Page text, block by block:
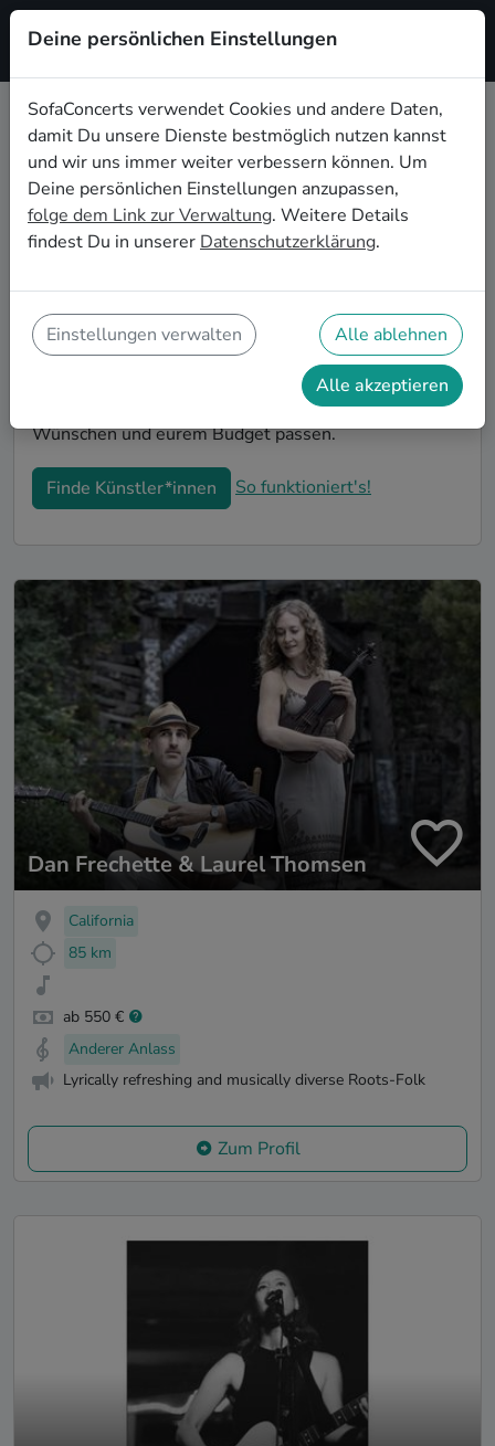
Registrieren
Alternative Live-Musik für den
Junggesellenabschied in San
Francisco
Alternative Singer-Songwriter*innen und Bands sind
Musik wird euer JGA zu einem unvergesslichen
Highlight - die Idee für besondere Feierlichkeiten vor
der Hochzeit! Auf SofaConcerts findet ihr Alternative
Musiker*innen in San Francisco, die genau zu euren
Wünschen und eurem Budget passen.
Finde Künstler*innen So funktioniert's!
Dan Frechette & Laurel Thomsen
California
85 km
ab 550 €
Anderer Anlass
Lyrically refreshing and musically diverse Roots-Folk
Zum Profil
Deine persönlichen Einstellungen
SofaConcerts verwendet Cookies und andere Daten,
damit Du unsere Dienste bestmöglich nutzen kannst
und wir uns immer weiter verbessern können. Um
Deine persönlichen Einstellungen anzupassen,
folge dem Link zur Verwaltung. Weitere Details
findest Du in unserer Datenschutzerklärung.
Einstellungen verwalten Alle ablehnen
Alle akzeptieren